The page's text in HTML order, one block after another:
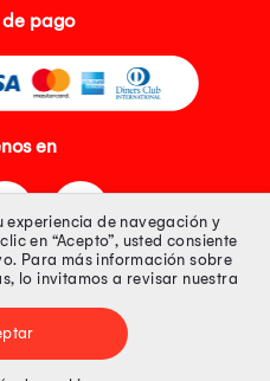
pago
en
Segura
Todos los derechos
experiencia de navegación y
en “Acepto”, usted consiente
Para más información sobre
lo invitamos a revisar nuestra